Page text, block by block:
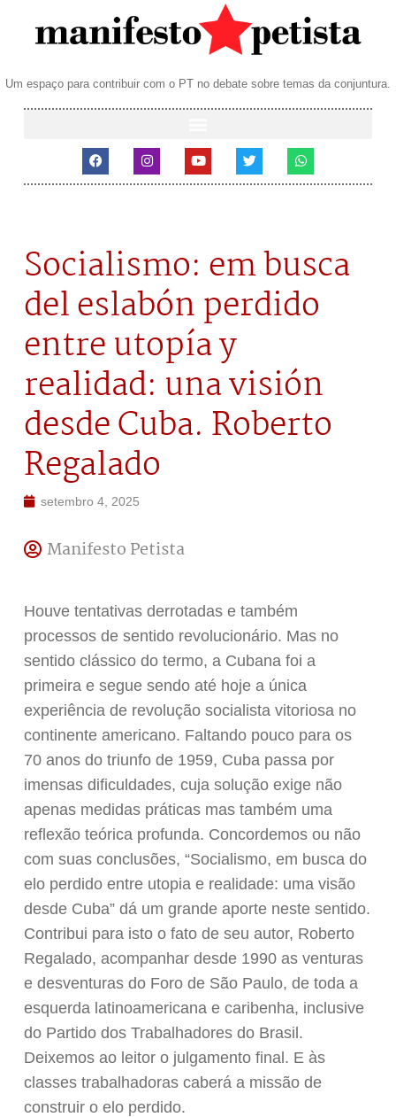
Um espaço para contribuir com o PT no debate sobre temas da conjuntura.
Socialismo: em busca
del eslabón perdido
entre utopía y
realidad: una visión
desde Cuba. Roberto
Regalado
setembro 4, 2025
Manifesto Petista
Houve tentativas derrotadas e também
processos de sentido revolucionário. Mas no
sentido clássico do termo, a Cubana foi a
primeira e segue sendo até hoje a única
experiência de revolução socialista vitoriosa no
continente americano. Faltando pouco para os
70 anos do triunfo de 1959, Cuba passa por
imensas dificuldades, cuja solução exige não
apenas medidas práticas mas também uma
reflexão teórica profunda. Concordemos ou não
com suas conclusões, “Socialismo, em busca do
elo perdido entre utopia e realidade: uma visão
desde Cuba” dá um grande aporte neste sentido.
Contribui para isto o fato de seu autor, Roberto
Regalado, acompanhar desde 1990 as venturas
e desventuras do Foro de São Paulo, de toda a
esquerda latinoamericana e caribenha, inclusive
do Partido dos Trabalhadores do Brasil.
Deixemos ao leitor o julgamento final. E às
classes trabalhadoras caberá a missão de
construir o elo perdido.